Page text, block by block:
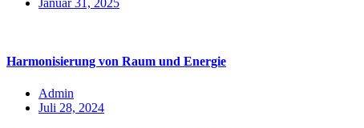
Januar 31, 2025
Harmonisierung von Raum und Energie
Admin
Juli 28, 2024